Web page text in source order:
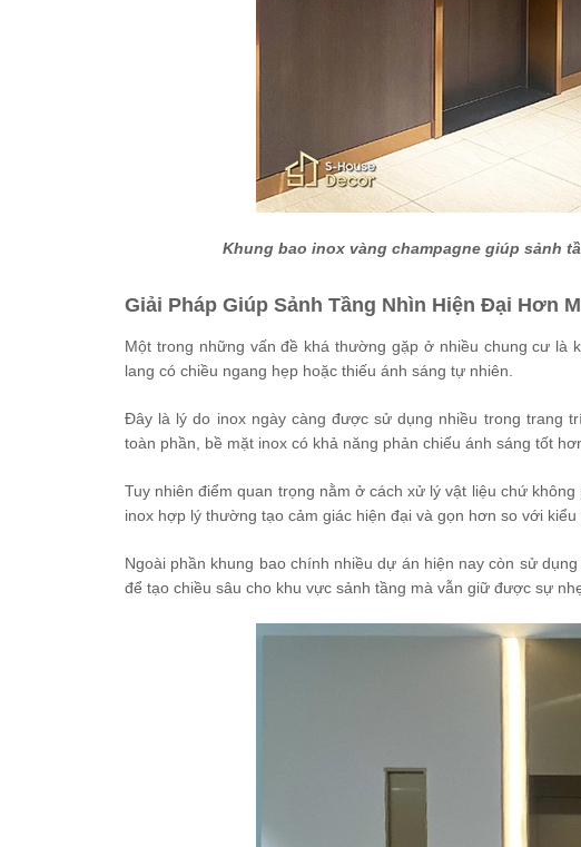
Khung bao inox vàng champagne giúp sảnh
Giải Pháp Giúp Sảnh Tầng Nhìn Hiện Đại Hơn
Một trong những vấn đề khá thường gặp ở nhiều chung cư là
lang có chiều ngang hẹp hoặc thiếu ánh sáng tự nhiên.
Đây là lý do inox ngày càng được sử dụng nhiều trong trang
toàn phần, bề mặt inox có khả năng phản chiếu ánh sáng tốt
Tuy nhiên điểm quan trọng nằm ở cách xử lý vật liệu chứ
inox hợp lý thường tạo cảm giác hiện đại và gọn hơn so với
Ngoài phần khung bao chính nhiều dự án hiện nay còn sử
để tạo chiều sâu cho khu vực sảnh tầng mà vẫn giữ được sự